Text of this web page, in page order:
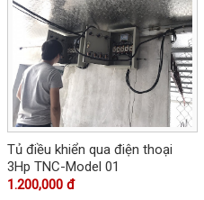
Tủ điều khiển qua điện thoại
3Hp TNC-Model 01
1.200,000 đ